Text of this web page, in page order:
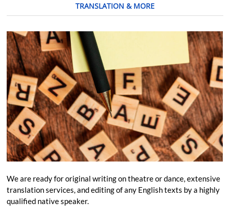
TRANSLATION & MORE
We are ready for original writing on theatre or dance, extensive
translation services, and editing of any English texts by a highly
qualified native speaker.